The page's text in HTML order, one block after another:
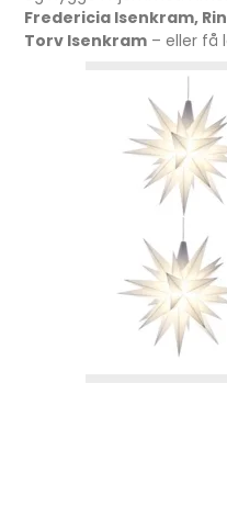
Fredericia Isenkram,
Torv Isenkram – eller få